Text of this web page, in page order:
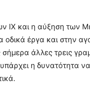
ΙΧ και η αύξηση των
έργα και στην
άλλες τρεις
η δυνατότητα